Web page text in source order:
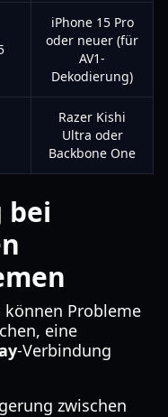
iPhone 15 Pro
oder neuer (für
AV1-
Dekodierung)
Razer Kishi
Ultra oder
Backbone One
bei
Probleme
eine
-Verbindung
zwischen